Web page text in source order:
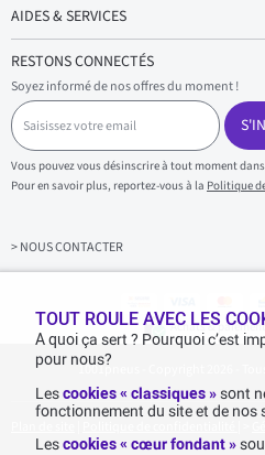
AIDES & SERVICES
RESTONS CONNECTÉS
Soyez informé de nos offres du moment !
S
a
i
s
i
s
z
v
Vous pouvez vous désinscrire à tout moment
Pour en savoir plus, reportez-vous à la Politique
> NOUS CONTACTER
Achats &
1001pneus - Copyright 2026 -
TOUT ROULE AVEC LES
A quoi ça sert ? Pourquoi c’est
pour nous?
Lescookies « classiques »sont
fonctionnement du site et de nos
Lescookies « cœur fondant »